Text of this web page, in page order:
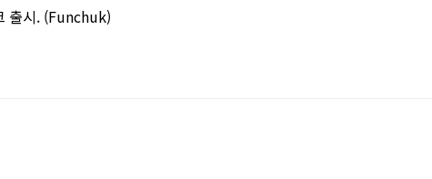
출시. (Funchuk)